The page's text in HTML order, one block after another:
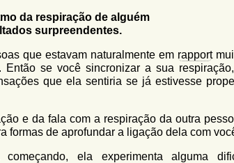
da respiração de alguém
surpreendentes.
que estavam naturalmente em rapport
se você sincronizar a sua
que ela sentiria se já estivesse
e da fala com a respiração da outra
formas de aprofundar a ligação dela com
ela experimenta alguma